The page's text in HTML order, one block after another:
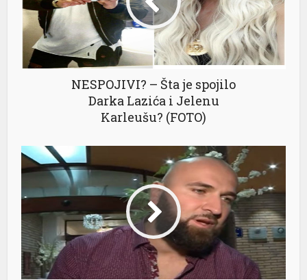
NESPOJIVI? – Šta je spojilo
Darka Lazića i Jelenu
Karleušu? (FOTO)